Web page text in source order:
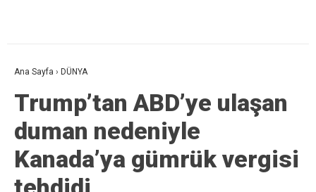
Ana Sayfa › DÜNYA
Trump’tan ABD’ye ulaşan
duman nedeniyle
Kanada’ya gümrük vergisi